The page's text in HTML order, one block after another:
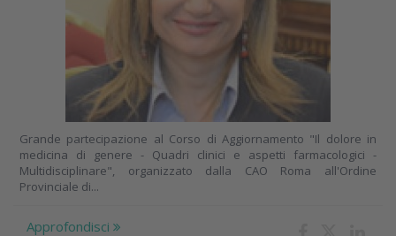
Grande partecipazione al Corso di Aggiornamento "Il dolore in
medicina di genere - Quadri clinici e aspetti farmacologici -
Multidisciplinare", organizzato dalla CAO Roma all'Ordine
Provinciale di...
Approfondisci